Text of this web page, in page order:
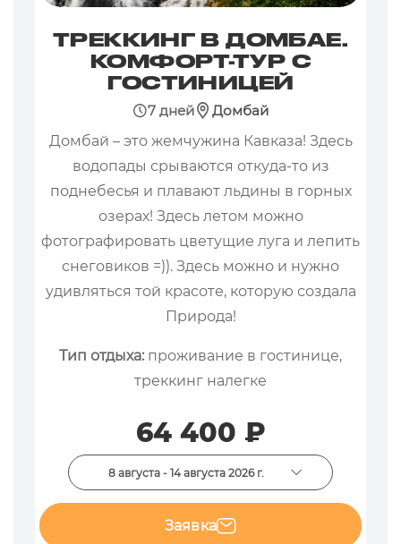
ТРЕККИНГ В ДОМБАЕ.
КОМФОРТ-ТУР С
ГОСТИНИЦЕЙ
7 дней
Домбай
Домбай – это жемчужина Кавказа! Здесь
водопады срываются откуда-то из
поднебесья и плавают льдины в горных
озерах! Здесь летом можно
фотографировать цветущие луга и лепить
снеговиков =)). Здесь можно и нужно
удивляться той красоте, которую создала
Природа!
Тип отдыха: проживание в гостинице,
треккинг налегке
64 400 ₽
8 августа - 14 августа 2026 г.
Заявка